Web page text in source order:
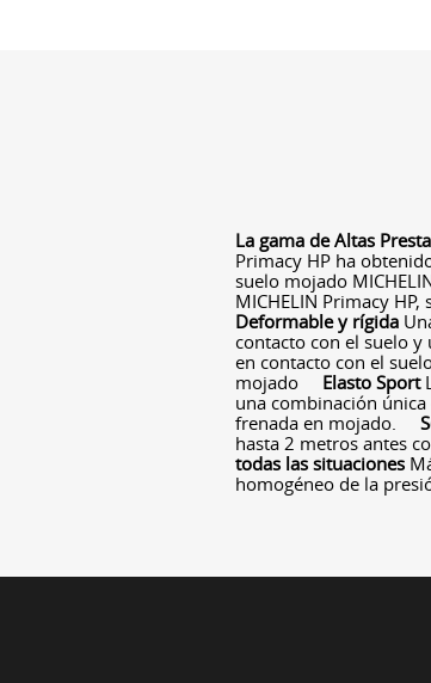
La gama de Altas
Primacy HP ha
suelo mojado
MICHELIN Primacy
Deformable y rígida
contacto con el suelo
en contacto con el
mojado Elasto Sport
una combinación
frenada en mojado.
hasta 2 metros antes
todas las situaciones
homogéneo de la